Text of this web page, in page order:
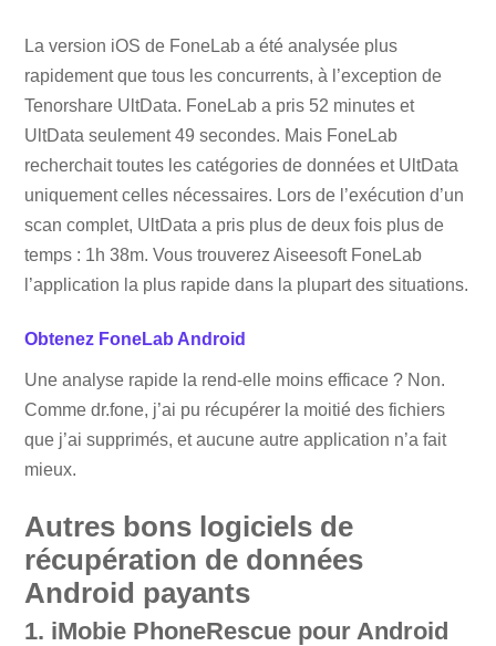
La version iOS de FoneLab a été analysée plus
rapidement que tous les concurrents, à l’exception de
Tenorshare UltData. FoneLab a pris 52 minutes et
UltData seulement 49 secondes. Mais FoneLab
recherchait toutes les catégories de données et UltData
uniquement celles nécessaires. Lors de l’exécution d’un
scan complet, UltData a pris plus de deux fois plus de
temps : 1h 38m. Vous trouverez Aiseesoft FoneLab
l’application la plus rapide dans la plupart des situations.
Obtenez FoneLab Android
Une analyse rapide la rend-elle moins efficace ? Non.
Comme dr.fone, j’ai pu récupérer la moitié des fichiers
que j’ai supprimés, et aucune autre application n’a fait
mieux.
Autres bons logiciels de
récupération de données
Android payants
1. iMobie PhoneRescue pour Android